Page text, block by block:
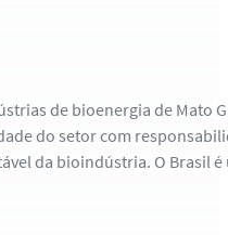
de bioenergia de
do setor com
da bioindústria. O Brasil